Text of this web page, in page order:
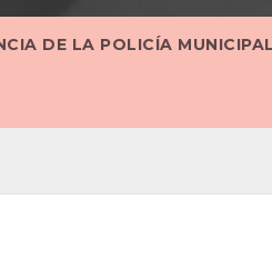
DE LA POLICÍA